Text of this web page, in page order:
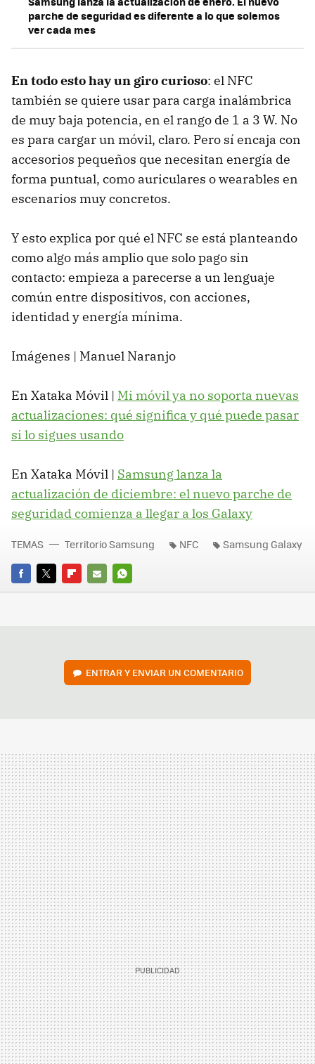
parche de seguridad es diferente a lo que solemos
ver cada mes
En todo esto hay un giro curioso: el NFC
también se quiere usar para carga inalámbrica
de muy baja potencia, en el rango de 1 a 3 W. No
es para cargar un móvil, claro. Pero sí encaja con
accesorios pequeños que necesitan energía de
forma puntual, como auriculares o wearables en
escenarios muy concretos.
Y esto explica por qué el NFC se está planteando
como algo más amplio que solo pago sin
contacto: empieza a parecerse a un lenguaje
común entre dispositivos, con acciones,
identidad y energía mínima.
Imágenes | Manuel Naranjo
En Xataka Móvil | Mi móvil ya no soporta nuevas
actualizaciones: qué significa y qué puede pasar
si lo sigues usando
En Xataka Móvil | Samsung lanza la
actualización de diciembre: el nuevo parche de
seguridad comienza a llegar a los Galaxy
FACEBOOK
TWITTERFLIPBOARD
E-
WHATSAPP
TEMAS Territorio Samsung NFC Samsung Galaxy
ENTRAR Y ENVIAR UN COMENTARIO